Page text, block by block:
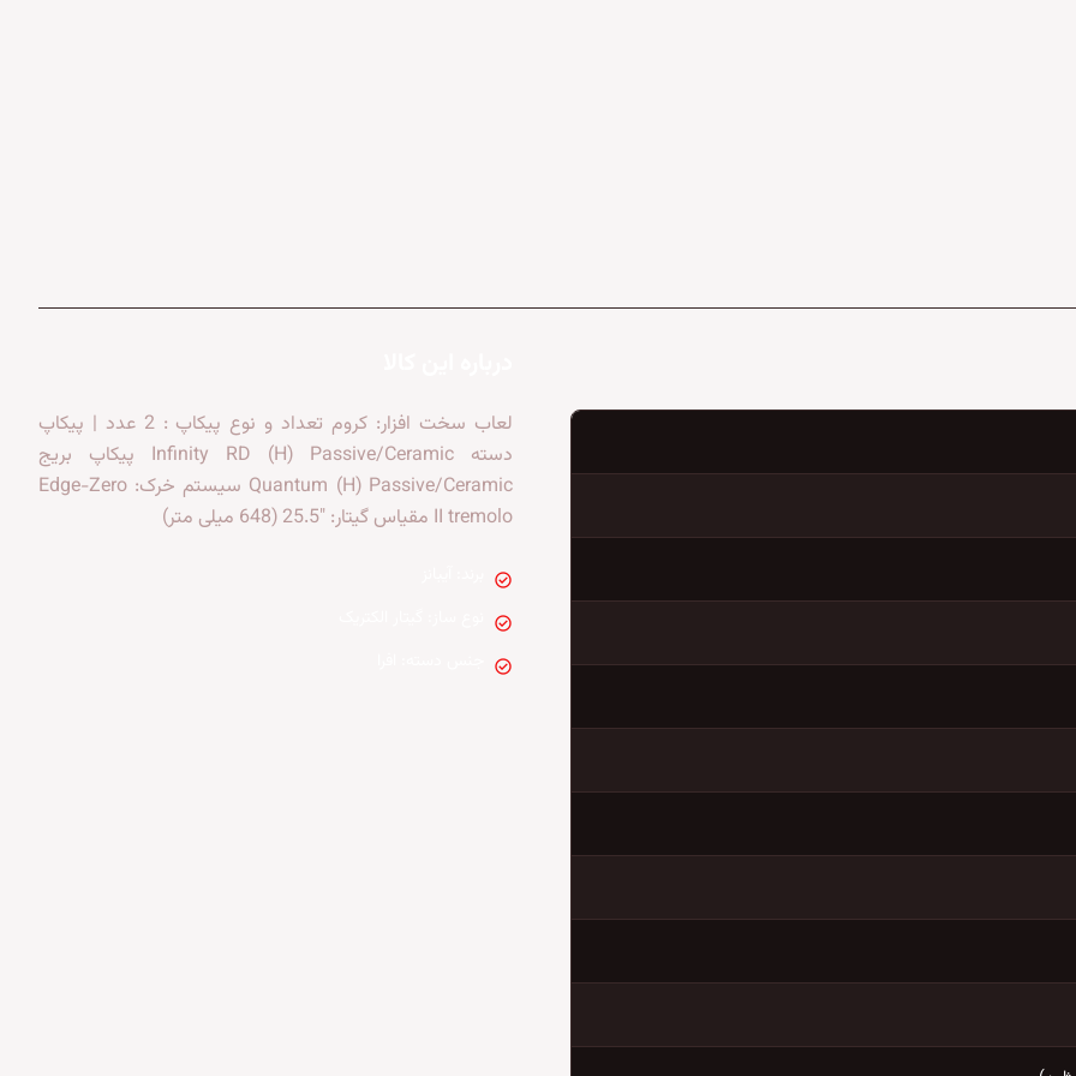
لعاب سخت افزار: کروم تعداد و نوع پیکاپ : 2 عدد | پیکاپ
دسته Infinity RD (H) Passive/Ceramic پیکاپ بریج
Quantum (H) Passive/Ceramic سیستم خرک: Edge-Zero
II tremolo مقیاس گیتار: "25.5 (648 میلی متر)
check_circle
check_circle
check_circle